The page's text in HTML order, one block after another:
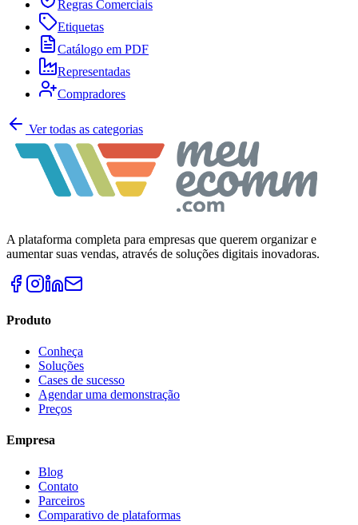
Regras Comerciais
Etiquetas
Catálogo em PDF
Representadas
Compradores
Ver todas as categorias
A plataforma completa para empresas que querem organizar e
aumentar suas vendas, através de soluções digitais inovadoras.
Produto
Conheça
Soluções
Cases de sucesso
Agendar uma demonstração
Preços
Empresa
Blog
Contato
Parceiros
Comparativo de plataformas